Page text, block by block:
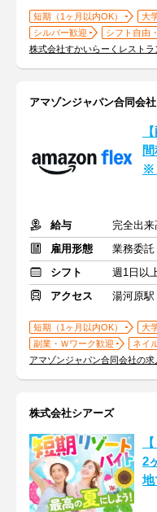
短期（1ヶ月以内OK） 大
シルバー歓迎
シフト自由
株式会社すかいらーくレスト
アマゾンジャパン合同会
※
給与
完全出来
雇用形態
業務委託
シフト
週1日以
アクセス
湯河原駅
短期（1ヶ月以内OK） 大
副業・Ｗワーク歓迎
ネイ
アマゾンジャパン合同会社の求
株式会社シアーズ
2